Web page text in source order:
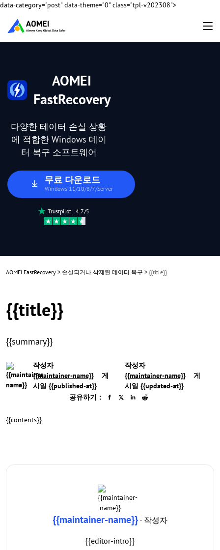
data-category="post" data-theme="0" class="tpl-v202308">
AOMEI
FastRecovery
다양한 테이터 손실 상황
에 적합한 Windows 데이
터 복구 소프트웨어
무료 다운로드
Windows 11/10/8/7/Server
Trustpilot 4.7/5
AOMEI FastRecovery > 손실되거나 삭제된 데이터 복구 > {{title}}
{{title}}
{{summary}}
작성자
{{maintainer-name}}
게
시일 {{published-at}}
작성자
{{maintainer-name}}
게
시일 {{updated-at}}
공유하기：
{{contents}}
{{maintainer-name}} · 작성자
{{editor-intro}}